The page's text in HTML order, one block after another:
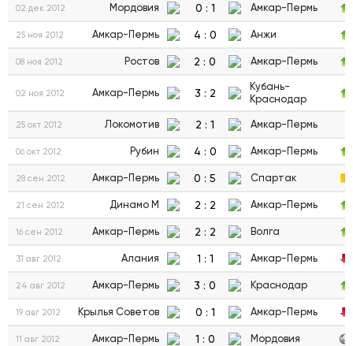
02 дек 2012 Мордовия 0 : 1 Амкар-Пермь
25 ноя 2012 Амкар-Пермь 4 : 0 Анжи
08 ноя 2012 Ростов 2 : 0 Амкар-Пермь
02 ноя 2012 Амкар-Пермь 3 : 2
Кубань-
Краснодар
25 окт 2012 Локомотив 2 : 1 Амкар-Пермь
06 окт 2012 Рубин 4 : 0 Амкар-Пермь
28 сен 2012 Амкар-Пермь 0 : 5 Спартак
21 сен 2012 Динамо М 2 : 2 Амкар-Пермь
16 сен 2012 Амкар-Пермь 2 : 2 Волга
31 авг 2012 Алания 1 : 1 Амкар-Пермь
24 авг 2012 Амкар-Пермь 3 : 0 Краснодар
19 авг 2012 Крылья Советов 0 : 1 Амкар-Пермь
11 авг 2012 Амкар-Пермь 1 : 0 Мордовия